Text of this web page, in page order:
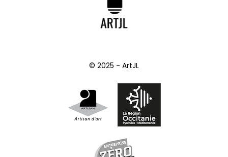
© 2025 - ArtJL